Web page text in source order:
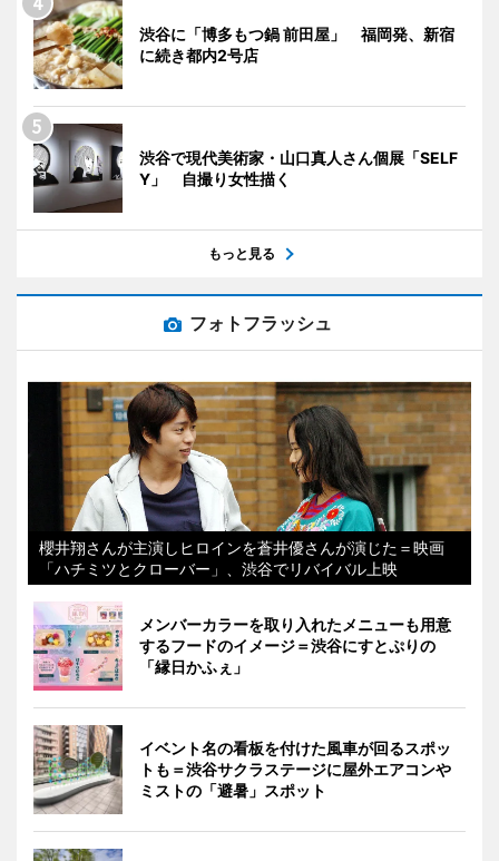
渋谷に「博多もつ鍋 前田屋」 福岡発、新宿
に続き都内2号店
渋谷で現代美術家・山口真人さん個展「SELF
Y」 自撮り女性描く
もっと見る
フォトフラッシュ
櫻井翔さんが主演しヒロインを蒼井優さんが演じた＝映画
「ハチミツとクローバー」、渋谷でリバイバル上映
メンバーカラーを取り入れたメニューも用意
するフードのイメージ＝渋谷にすとぷりの
「縁日かふぇ」
イベント名の看板を付けた風車が回るスポッ
トも＝渋谷サクラステージに屋外エアコンや
ミストの「避暑」スポット